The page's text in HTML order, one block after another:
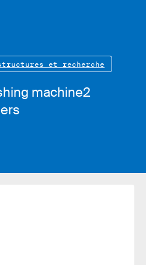
et recherche
machine2